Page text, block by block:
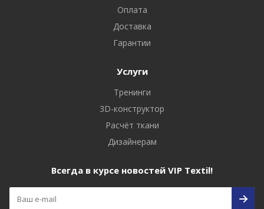
Оплата
Доставка
Гарантии
Услуги
Тренинги
3D-конструктор
Расчёт ткани
Дизайнерам
Всегда в курсе новостей VIP Textil!